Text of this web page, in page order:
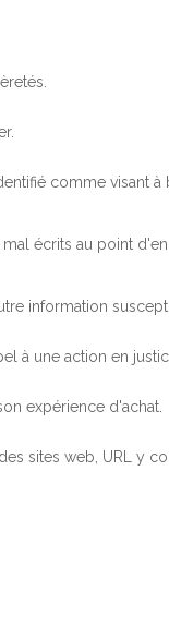
comme visant
écrits au point
information
à une action en
expérience d'achat.
sites web, URL y